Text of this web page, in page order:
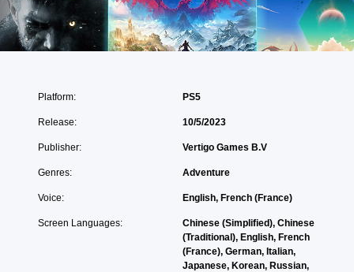
Platform: PS5
Release: 10/5/2023
Publisher: Vertigo Games B.V
Genres: Adventure
Voice: English, French (France)
Screen Languages:
Chinese (Simplified), Chinese
(Traditional), English, French
(France), German, Italian,
Japanese, Korean, Russian,